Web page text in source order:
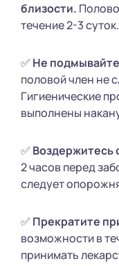
близости.
течение 2-3 суток.
✅ Не
половой член не
Гигиенические
выполнены
✅ Воздержитесь
2 часов перед
следует
✅ Прекратите
возможности в
принимать